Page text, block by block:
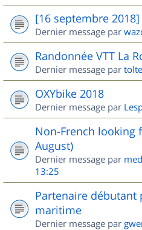
[16 septembre 2018]
Dernier message par
Randonnée VTT La
Dernier message par
OXYbike 2018
Dernier message par
Non-French looking
August)
Dernier message par
13:25
Partenaire
maritime
Dernier message par